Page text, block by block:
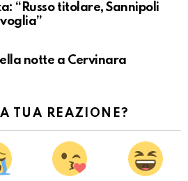
“Russo titolare, Sannipoli
notte a Cervinara
TUA REAZIONE?